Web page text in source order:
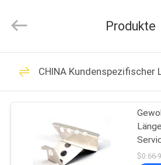
HAUSE
PRODUKTE
Ltd..
Reserved.
Produkte
CHINA Kundenspezifischer
$0.66-